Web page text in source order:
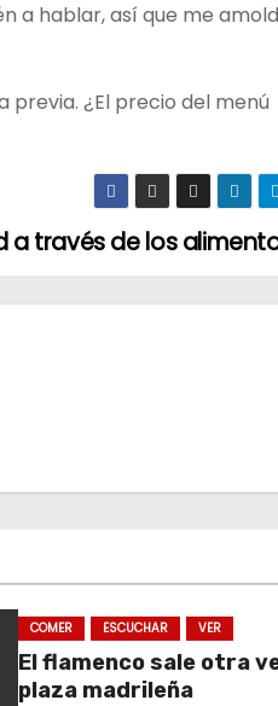
a hablar, así que me
¿El precio del menú
a través de los
COMER ESCUCHAR VER
El flamenco sale otra
plaza madrileña